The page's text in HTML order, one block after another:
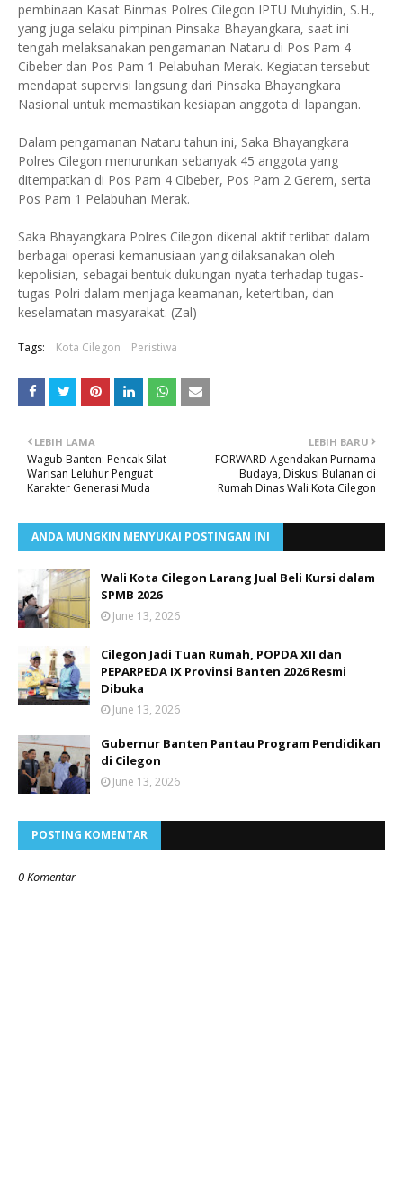
pembinaan Kasat Binmas Polres Cilegon IPTU Muhyidin, S.H.,
yang juga selaku pimpinan Pinsaka Bhayangkara, saat ini
tengah melaksanakan pengamanan Nataru di Pos Pam 4
Cibeber dan Pos Pam 1 Pelabuhan Merak. Kegiatan tersebut
mendapat supervisi langsung dari Pinsaka Bhayangkara
Nasional untuk memastikan kesiapan anggota di lapangan.
Dalam pengamanan Nataru tahun ini, Saka Bhayangkara
Polres Cilegon menurunkan sebanyak 45 anggota yang
ditempatkan di Pos Pam 4 Cibeber, Pos Pam 2 Gerem, serta
Pos Pam 1 Pelabuhan Merak.
Saka Bhayangkara Polres Cilegon dikenal aktif terlibat dalam
berbagai operasi kemanusiaan yang dilaksanakan oleh
kepolisian, sebagai bentuk dukungan nyata terhadap tugas-
tugas Polri dalam menjaga keamanan, ketertiban, dan
keselamatan masyarakat. (Zal)
Tags: Kota Cilegon Peristiwa
LEBIH BARU
FORWARD Agendakan Purnama
Budaya, Diskusi Bulanan di
Rumah Dinas Wali Kota Cilegon
LEBIH LAMA
Wagub Banten: Pencak Silat
Warisan Leluhur Penguat
Karakter Generasi Muda
ANDA MUNGKIN MENYUKAI POSTINGAN INI
Wali Kota Cilegon Larang Jual Beli Kursi dalam
SPMB 2026
June 13, 2026
Cilegon Jadi Tuan Rumah, POPDA XII dan
PEPARPEDA IX Provinsi Banten 2026 Resmi
Dibuka
June 13, 2026
Gubernur Banten Pantau Program Pendidikan
di Cilegon
June 13, 2026
POSTING KOMENTAR
0 Komentar